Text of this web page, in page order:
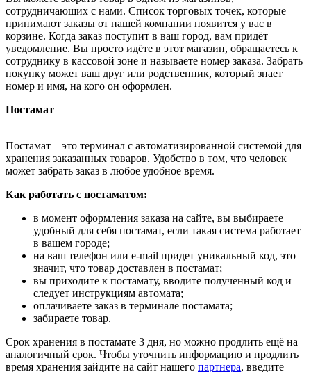
сотрудничающих с нами. Список торговых точек, которые
принимают заказы от нашей компании появится у вас в
корзине. Когда заказ поступит в ваш город, вам придёт
уведомление. Вы просто идёте в этот магазин, обращаетесь к
сотруднику в кассовой зоне и называете номер заказа. Забрать
покупку может ваш друг или родственник, который знает
номер и имя, на кого он оформлен.
Постамат
Постамат – это терминал с автоматизированной системой для
хранения заказанных товаров. Удобство в том, что человек
может забрать заказ в любое удобное время.
Как работать с постаматом:
в момент оформления заказа на сайте, вы выбираете
удобный для себя постамат, если такая система работает
в вашем городе;
на ваш телефон или e-mail придет уникальный код, это
значит, что товар доставлен в постамат;
вы приходите к постамату, вводите полученный код и
следует инструкциям автомата;
оплачиваете заказ в терминале постамата;
забираете товар.
Срок хранения в постамате 3 дня, но можно продлить ещё на
аналогичный срок. Чтобы уточнить информацию и продлить
время хранения зайдите на сайт нашего партнера, введите